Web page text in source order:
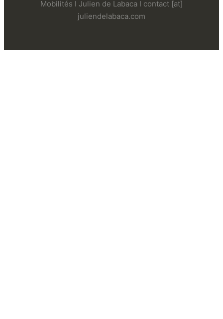
Mobilités I Julien de Labaca I contact [at]
juliendelabaca.com